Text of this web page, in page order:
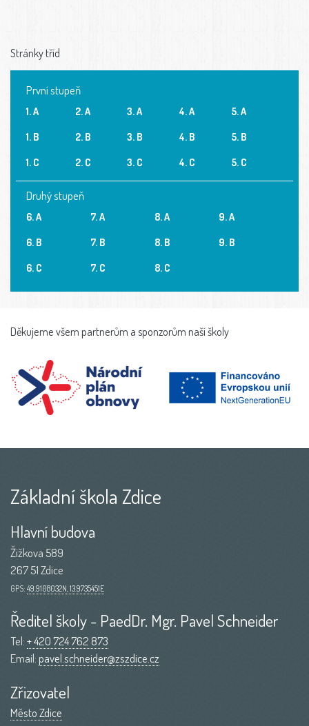
Stránky tříd
První stupeň
1. A
1. B
1. C
2. A
2. B
2. C
3. A
3. B
3. C
4. A
4. B
4. C
5. A
5. B
5. C
Druhý stupeň
6. A
6. B
6. C
7. A
7. B
7. C
8. A
8. B
8. C
9. A
9. B
Děkujeme všem partnerům a sponzorům naší školy
Základní škola Zdice
Hlavní budova
Žižkova 589
267 51 Zdice
GPS: 49.9108032N, 13.9735451E
Ředitel školy - PaedDr. Mgr. Pavel Schneider
Tel:+ 420 724 762 873
Email:pavel.schneider@zszdice.cz
Zřizovatel
Město Zdice